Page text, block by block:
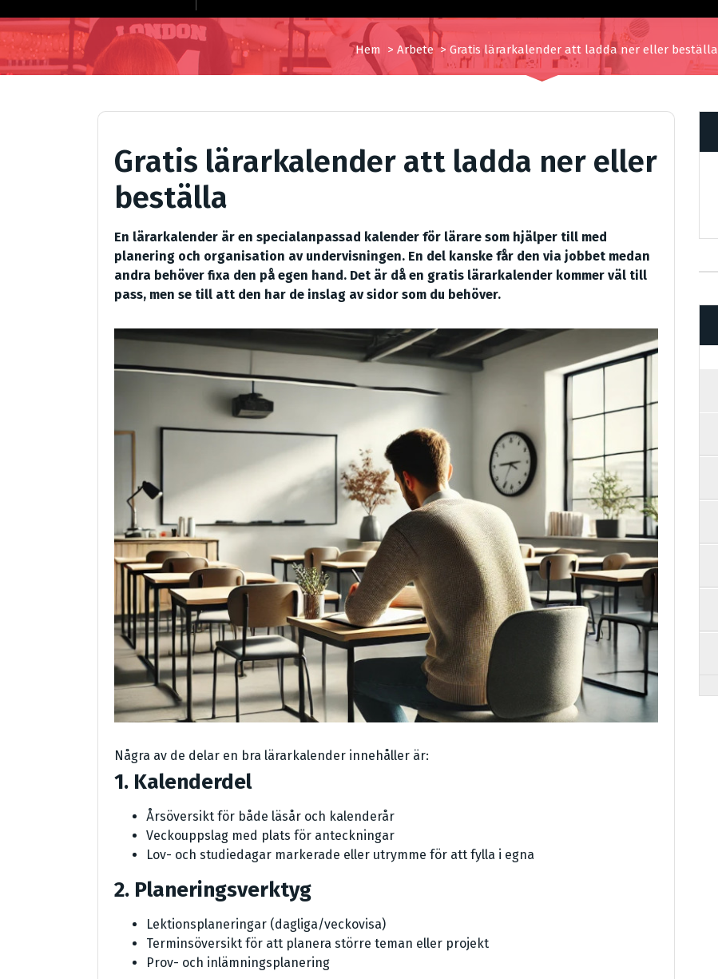
Hem > Arbete> Gratis lärarkalender att ladda ner eller beställa
Gratis lärarkalender att ladda ner eller
beställa
En lärarkalender är en specialanpassad kalender för lärare som hjälper till med
planering och organisation av undervisningen. En del kanske får den via jobbet medan
andra behöver fixa den på egen hand. Det är då en gratis lärarkalender kommer väl till
pass, men se till att den har de inslag av sidor som du behöver.
Några av de delar en bra lärarkalender innehåller är:
1. Kalenderdel
Årsöversikt för både läsår och kalenderår
Veckouppslag med plats för anteckningar
Lov- och studiedagar markerade eller utrymme för att fylla i egna
2. Planeringsverktyg
Lektionsplaneringar (dagliga/veckovisa)
Terminsöversikt för att planera större teman eller projekt
Prov- och inlämningsplanering